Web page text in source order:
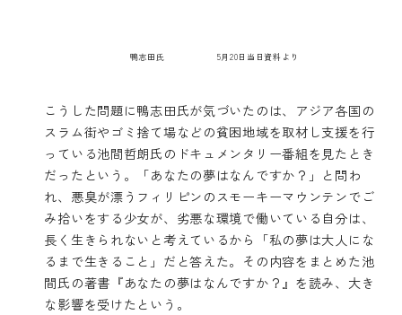
鴨志田氏 5月20日当日資料より
こうした問題に鴨志田氏が気づいたのは、アジア各国の
スラム街やゴミ捨て場などの貧困地域を取材し支援を行
っている池間哲朗氏のドキュメンタリー番組を見たとき
だったという。「あなたの夢はなんですか？」と問わ
れ、悪臭が漂うフィリピンのスモーキーマウンテンでご
み拾いをする少女が、劣悪な環境で働いている自分は、
長く生きられないと考えているから「私の夢は大人にな
るまで生きること」だと答えた。その内容をまとめた池
間氏の著書『あなたの夢はなんですか？』を読み、大き
な影響を受けたという。